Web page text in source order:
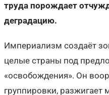
труда порождает
деградацию.
Империализм создаёт
целые страны под
«освобождения». Он
группировки,